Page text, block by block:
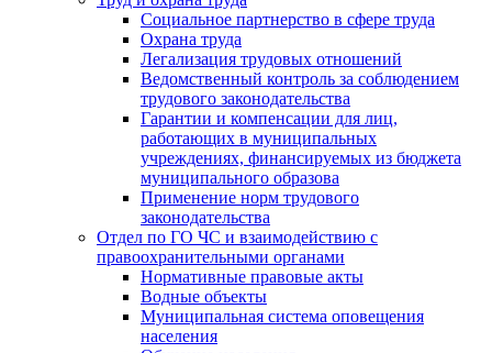
Социальное партнерство в сфере труда
Охрана труда
Легализация трудовых отношений
Ведомственный контроль за соблюдением
трудового законодательства
Гарантии и компенсации для лиц,
работающих в муниципальных
учреждениях, финансируемых из бюджета
муниципального образова
Применение норм трудового
законодательства
Отдел по ГО ЧС и взаимодействию с
правоохранительными органами
Нормативные правовые акты
Водные объекты
Муниципальная система оповещения
населения